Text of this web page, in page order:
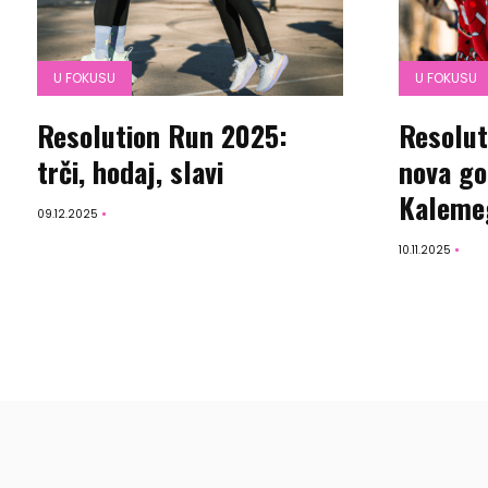
U FOKUSU
Resolution Run 2025:
trči, hodaj, slavi
09.12.2025
U FOKUSU
nova
10.11.2025